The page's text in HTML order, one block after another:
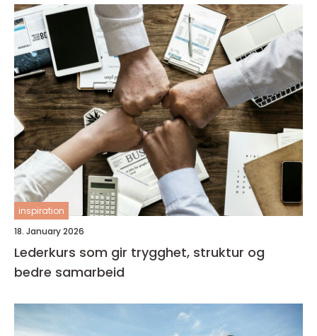
inspiration
18. January 2026
Lederkurs som gir trygghet, struktur og
bedre samarbeid